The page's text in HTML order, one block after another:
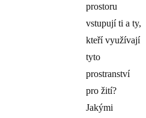
prostoru
vstupují ti a ty,
kteří využívají
tyto
prostranství
pro žití?
Jakými